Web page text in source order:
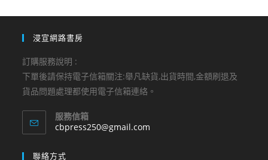
浸宣網路書房
訂購服務說明 :
下單後請保持電子信箱關注:舉凡缺貨,出貨時間,金額刷退及
貨品問題處理都使用電子信箱連絡。
服務信箱
cbpress250@gmail.com
聯絡方式